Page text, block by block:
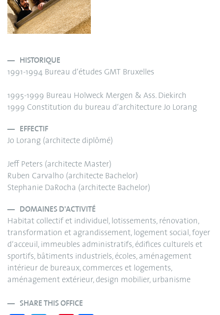
HISTORIQUE
1991-1994 Bureau d‘études GMT Bruxelles
1995-1999 Bureau Holweck Mergen & Ass. Diekirch
1999 Constitution du bureau d‘architecture Jo Lorang
EFFECTIF
Jo Lorang (architecte diplômé)
Jeff Peters (architecte Master)
Ruben Carvalho (architecte Bachelor)
Stephanie DaRocha (architecte Bachelor)
DOMAINES D'ACTIVITÉ
Habitat collectif et individuel, lotissements, rénovation,
transformation et agrandissement, logement social, foyer
d‘acceuil, immeubles administratifs, édifices culturels et
sportifs, bâtiments industriels, écoles, aménagement
intérieur de bureaux, commerces et logements,
aménagement extérieur, design mobilier, urbanisme
SHARE THIS OFFICE